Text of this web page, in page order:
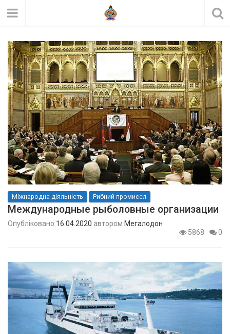
Міжнародна діяльність Рибний промисел
Международные рыболовные организации
Опубліковано 16.04.2020 автором Мегалодон
5868
0